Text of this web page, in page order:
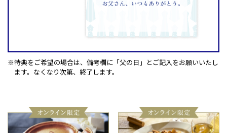
※特典をご希望の場合は、備考欄に「父の日」とご記入をお願いいたし
ます。 なくなり次第、終了します。